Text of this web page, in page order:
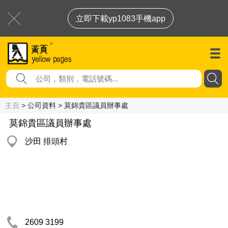
立即下載yp1083手機app
主頁 > 公司資料 > 莫錦貴區議員辦事處
莫錦貴區議員辦事處
沙田 排頭村
2609 3199